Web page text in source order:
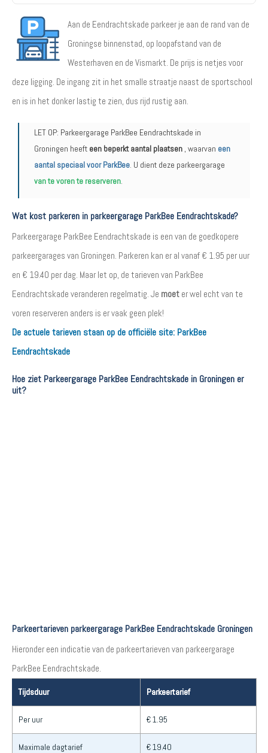
Aan de Eendrachtskade parkeer je aan de rand van de
Groningse binnenstad, op loopafstand van de
Westerhaven en de Vismarkt. De prijs is netjes voor
deze ligging. De ingang zit in het smalle straatje naast de sportschool
en is in het donker lastig te zien, dus rijd rustig aan.
LET OP: Parkeergarage ParkBee Eendrachtskade in
Groningen heeft een beperkt aantal plaatsen , waarvan een
aantal speciaal voor ParkBee. U dient deze parkeergarage
van te voren te reserveren.
Wat kost parkeren in parkeergarage ParkBee Eendrachtskade?
Parkeergarage ParkBee Eendrachtskade is een van de goedkopere
parkeergarages van Groningen. Parkeren kan er al vanaf € 1.95 per uur
en € 19.40 per dag. Maar let op, de tarieven van ParkBee
Eendrachtskade veranderen regelmatig. Je moet er wel echt van te
voren reserveren anders is er vaak geen plek!
De actuele tarieven staan op de officiële site: ParkBee
Eendrachtskade
Hoe ziet Parkeergarage ParkBee Eendrachtskade in Groningen er
uit?
Parkeertarieven parkeergarage ParkBee Eendrachtskade Groningen
Hieronder een indicatie van de parkeertarieven van parkeergarage
ParkBee Eendrachtskade.
Tijdsduur Parkeertarief
Per uur € 1.95
Maximale dagtarief € 19.40